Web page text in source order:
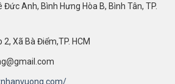
Anh, Bình Hưng Hòa B, Bình Tân, TP.
Xã Bà Điểm,TP. HCM